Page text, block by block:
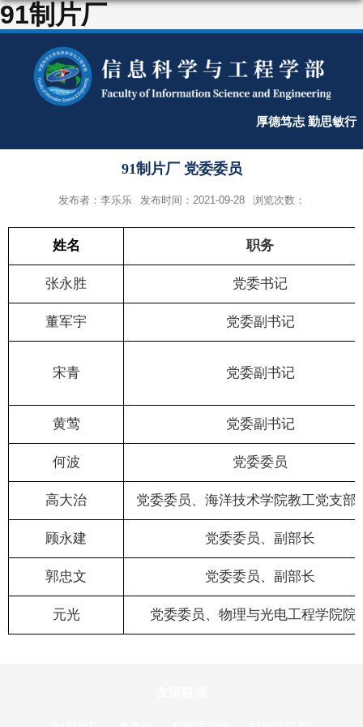
91制片厂
厚德笃志 勤思敏行
91制片厂 党委委员
发布者：李乐乐 发布时间：2021-09-28 浏览次数：
姓名 职务
张永胜 党委书记
董军宇 党委副书记
宋青 党委副书记
黄莺 党委副书记
何波 党委委员
高大治 党委委员、海洋技术学院教工党支部
顾永建 党委委员、副部长
郭忠文 党委委员、副部长
元光 党委委员、物理与光电工程学院院